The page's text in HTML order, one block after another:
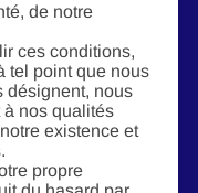
de notre
ces conditions,
tel point que nous
désignent, nous
nos qualités
existence et
propre